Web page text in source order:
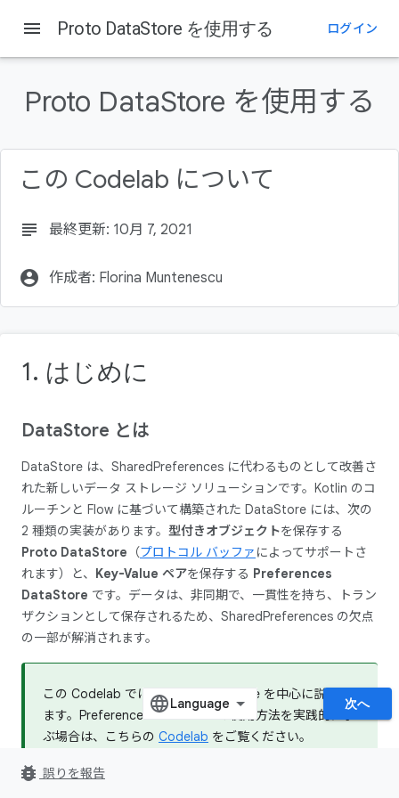
はじめに
Datastore とは
作業内容
必要なもの
menu Proto DataStore を使用する ログイン
Proto DataStore を使用する
この Codelab について
subject 最終更新: 10月 7, 2021
account_circle 作成者: Florina Muntenescu
1. はじめに
DataStore とは
DataStore は、SharedPreferences に代わるものとして改善さ
れた新しいデータ ストレージ ソリューションです。Kotlin のコ
ルーチンと Flow に基づいて構築された DataStore には、次の
2 種類の実装があります。 型付きオブジェクトを保存する
Proto DataStore （プロトコル バッファ によってサポートさ
れます）と、 Key-Value ペアを保存する Preferences
DataStore です。データは、非同期で、一貫性を持ち、トラン
ザクションとして保存されるため、SharedPreferences の欠点
の一部が解消されます。
この Codelab では、Proto DataStore を中心に説明し
ます。Preferences DataStore の使用方法を実践的に学
ぶ場合は、こちらの Codelab をご覧ください。
次へ
bug_report 誤りを報告